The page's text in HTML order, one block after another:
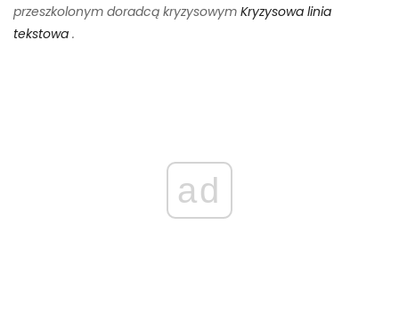
przeszkolonym doradcą kryzysowym Kryzysowa linia
tekstowa .
ad